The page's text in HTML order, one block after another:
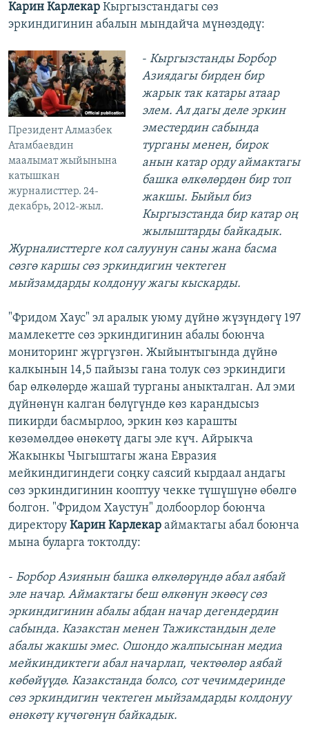
Карин Карлекар Кыргызстандагы сөз
эркиндигинин абалын мындайча мүнөздөдү:
Президент Алмазбек
Атамбаевдин
маалымат жыйынына
катышкан
журналисттер. 24-
декабрь, 2012-жыл.
- Кыргызстанды Борбор
Азиядагы бирден бир
жарык так катары атаар
элем. Ал дагы деле эркин
эместердин сабында
турганы менен, бирок
анын катар орду аймактагы
башка өлкөлөрдөн бир топ
жакшы. Быйыл биз
Кыргызстанда бир катар оң
жылыштарды байкадык.
Журналисттерге кол салуунун саны жана басма
сөзгө каршы сөз эркиндигин чектеген
мыйзамдарды колдонуу жагы кыскарды.
"Фридом Хаус" эл аралык уюму дүйнө жүзүндөгү 197
мамлекетте сөз эркиндигинин абалы боюнча
мониторинг жүргүзгөн. Жыйынтыгында дүйнө
калкынын 14,5 пайызы гана толук сөз эркиндиги
бар өлкөлөрдө жашай турганы аныкталган. Ал эми
дүйнөнүн калган бөлүгүндө көз карандысыз
пикирди басмырлоо, эркин көз карашты
көзөмөлдөө өнөкөтү дагы эле күч. Айрыкча
Жакынкы Чыгыштагы жана Евразия
мейкиндигиндеги соңку саясий кырдаал андагы
сөз эркиндигинин кооптуу чекке түшүшүнө өбөлгө
болгон. "Фридом Хаустун" долбоорлор боюнча
директору Карин Карлекар аймактагы абал боюнча
мына буларга токтолду:
- Борбор Азиянын башка өлкөлөрүндө абал аябай
эле начар. Аймактагы беш өлкөнүн экөөсү сөз
эркиндигинин абалы абдан начар дегендердин
сабында. Казакстан менен Тажикстандын деле
абалы жакшы эмес. Ошондо жалпысынан медиа
мейкиндиктеги абал начарлап, чектөөлөр аябай
көбөйүүдө. Казакстанда болсо, сот чечимдеринде
сөз эркиндигин чектеген мыйзамдарды колдонуу
өнөкөтү күчөгөнүн байкадык.